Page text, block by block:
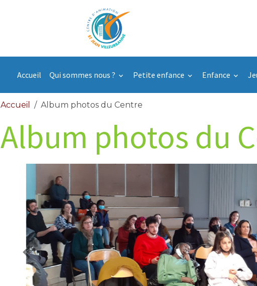
Accueil Qui sommes nous ? Petite enfance Enfance
Accueil Album photos du Centre
Album photos du